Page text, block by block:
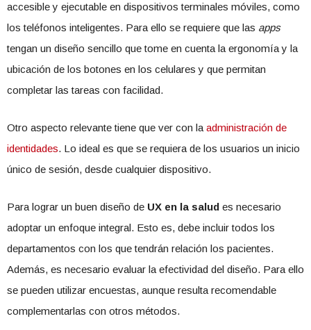
accesible y ejecutable en dispositivos terminales móviles, como
los teléfonos inteligentes. Para ello se requiere que las apps
tengan un diseño sencillo que tome en cuenta la ergonomía y la
ubicación de los botones en los celulares y que permitan
completar las tareas con facilidad.
Otro aspecto relevante tiene que ver con la administración de
identidades. Lo ideal es que se requiera de los usuarios un inicio
único de sesión, desde cualquier dispositivo.
Para lograr un buen diseño de UX en la salud es necesario
adoptar un enfoque integral. Esto es, debe incluir todos los
departamentos con los que tendrán relación los pacientes.
Además, es necesario evaluar la efectividad del diseño. Para ello
se pueden utilizar encuestas, aunque resulta recomendable
complementarlas con otros métodos.